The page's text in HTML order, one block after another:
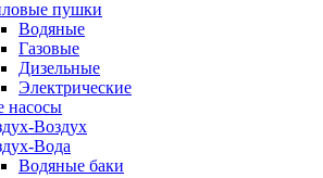
пушки
Водяные
Газовые
Дизельные
Электрические
насосы
Воздух
Вода
Водяные баки